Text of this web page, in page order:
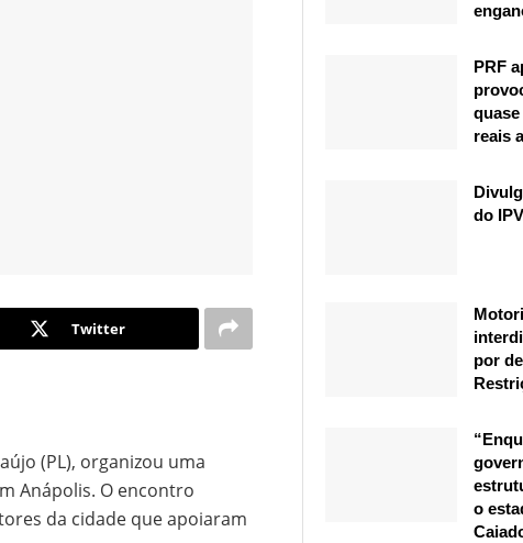
Twitter
(PL), organizou uma
Anápolis. O encontro
da cidade que apoiaram
PRF
reais
do
por
o